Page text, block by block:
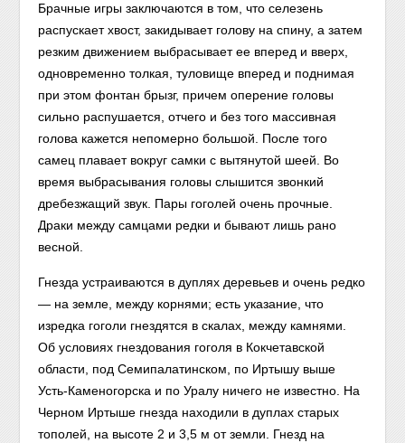
Брачные игры заключаются в том, что селезень
распускает хвост, закидывает голову на спину, а затем
резким движением выбрасывает ее вперед и вверх,
одновременно толкая, туловище вперед и поднимая
при этом фонтан брызг, причем оперение головы
сильно распушается, отчего и без того массивная
голова кажется непомерно большой. После того
самец плавает вокруг самки с вытянутой шеей. Во
время выбрасывания головы слышится звонкий
дребезжащий звук. Пары гоголей очень прочные.
Драки между самцами редки и бывают лишь рано
весной.
Гнезда устраиваются в дуплях деревьев и очень редко
— на земле, между корнями; есть указание, что
изредка гоголи гнездятся в скалах, между камнями.
Об условиях гнездования гоголя в Кокчетавской
области, под Семипалатинском, по Иртышу выше
Усть-Каменогорска и по Уралу ничего не известно. На
Черном Иртыше гнезда находили в дуплах старых
тополей, на высоте 2 и 3,5 м от земли. Гнезд на